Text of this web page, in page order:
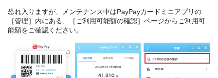
恐れ入りますが、メンテナンス中はPayPayカードミニアプリの
［管理］内にある、［ご利用可能額の確認］ページからご利用可
能額をご確認ください。